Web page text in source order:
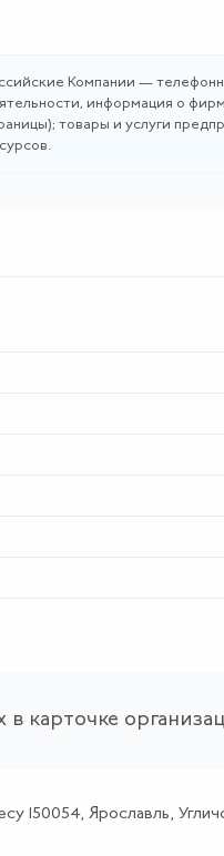
Компании —
информация о
товары и услуги
карточке
150054, Ярославль,